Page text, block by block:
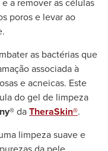
poros e levar ao
as bactérias que
associada à
e acneicas. Este
do gel de limpeza
daTheraSkin®.
limpeza suave e